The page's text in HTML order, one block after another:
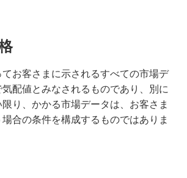
お客さまに示されるすべての市場デ
配値とみなされるものであり、別に
り、かかる市場データは、お客さま
合の条件を構成するものではありま